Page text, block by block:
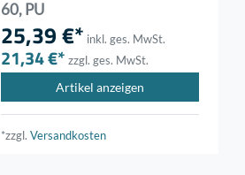
60, PU
25,39 €* inkl. ges. MwSt.
21,34 €* zzgl. ges. MwSt.
Artikel anzeigen
*zzgl.Versandkosten